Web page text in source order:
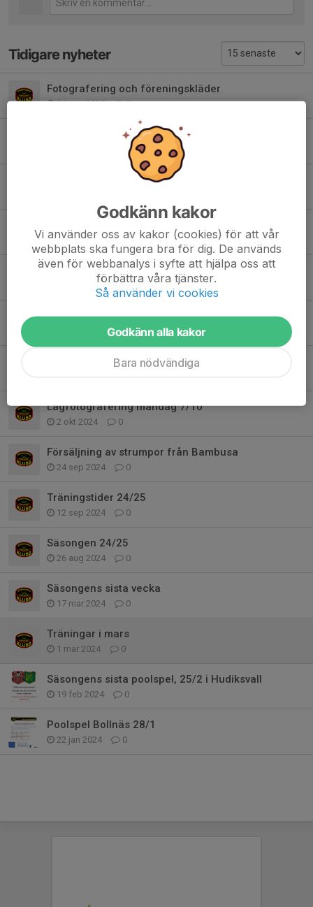
Tidigare nyheter
Fotografering och föreningskläder
24 sep 2025 0
Säsongen 25/26
0
Inga träningsmatcher
24 jul 2025 0
Jul- och nyårsuppehåll
13 dec 2024 0
Strumpförsäljning och fotografier
0
Poolspel hemma 19/10
Lagfotografering måndag 7/10
2 okt 2024 0
Försäljning av strumpor från Bambusa
24 sep 2024 0
Träningstider 24/25
12 sep 2024 0
Säsongen 24/25
26 aug 2024 0
Säsongens sista vecka
17 mar 2024 0
Träningar i mars
1 mar 2024 0
Säsongens sista poolspel, 25/2 i Hudiksvall
19 feb 2024 0
Poolspel Bollnäs 28/1
22 jan 2024 0
Godkänn kakor
Vi använder oss av kakor (cookies) för att vår
webbplats ska fungera bra för dig. De används
även för webbanalys i syfte att hjälpa oss att
förbättra våra tjänster.
Så använder vi cookies
Godkänn alla kakor
Bara nödvändiga